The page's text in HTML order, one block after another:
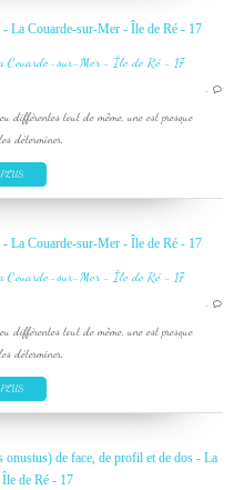
La Couarde-sur-Mer - Île de Ré - 17
…
différentes tout de même, une est presque
déterminer.
La Couarde-sur-Mer - Île de Ré - 17
…
différentes tout de même, une est presque
déterminer.
de face, de profil et de dos - La
de Ré - 17